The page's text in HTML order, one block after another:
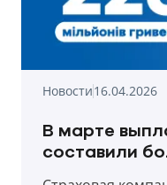
Новости16.04.2026
В марте
составили